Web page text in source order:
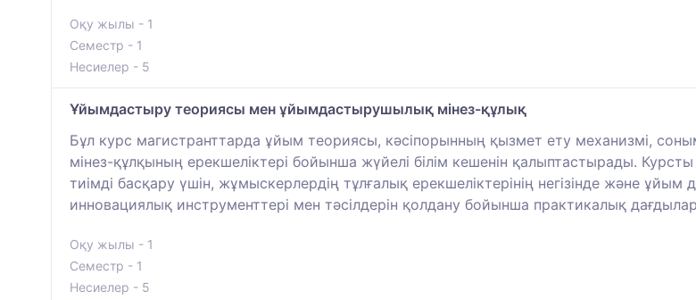
Оқу жылы - 1
Семестр - 1
Несиелер - 5
Ұйымдастыру теориясы мен ұйымдастырушылық мінез-құлық
Бұл курс магистранттарда ұйым теориясы, кәсіпорынның қызмет ету механизмі,
мінез-құлқының ерекшеліктері бойынша жүйелі білім кешенін қалыптастырады.
тиімді басқару үшін, жұмыскерлердің тұлғалық ерекшеліктерінің негізінде және
инновациялық инструменттері мен тәсілдерін қолдану бойынша практикалық дағдылар
Оқу жылы - 1
Семестр - 1
Несиелер - 5